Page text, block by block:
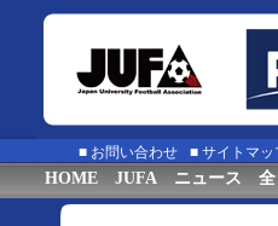
■ お問い合わせ ■ サイトマッ
HOME JUFA ニュース